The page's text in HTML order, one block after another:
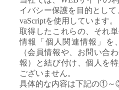
イバシー保護を目的として
vaScriptを使用しています。
取得したこれらの、それ
情報「個人関連情報」を
（会員情報や、お問い合
報）と結び付け、個人を
ございません。
具体的な内容は下記の①～